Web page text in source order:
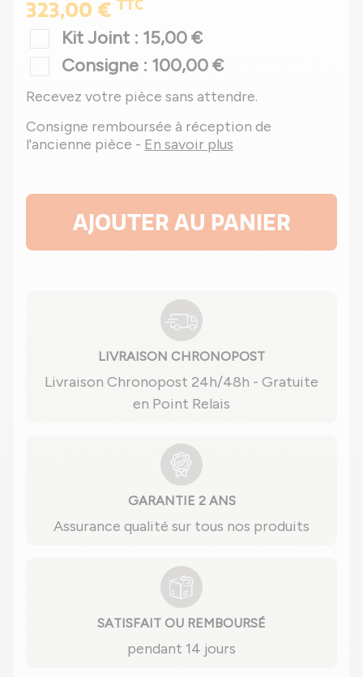
323,00 € TTC
Kit Joint : 15,00 €
Consigne : 100,00 €
Recevez votre pièce sans attendre.
Consigne remboursée à réception de
l'ancienne pièce - En savoir plus
AJOUTER AU PANIER
LIVRAISON CHRONOPOST
Livraison Chronopost 24h/48h - Gratuite
en Point Relais
GARANTIE 2 ANS
Assurance qualité sur tous nos produits
SATISFAIT OU REMBOURSÉ
pendant 14 jours